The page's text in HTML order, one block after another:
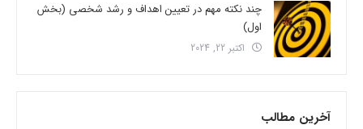
چند نکته مهم در تعیین اهداف و رشد شخصی (بخش
اول)
اکتبر 22, 2024
آخرین مطالب